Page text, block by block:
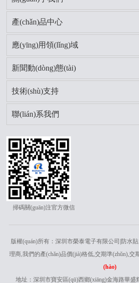
產(chǎn)品中心
應(yīng)用領(lǐng)域
新聞動(dòng)態(tài)
技術(shù)支持
聯(lián)系我們
掃碼關(guān)注官方微信
版權(quán)所有：深圳市榮泰電子有限公司|防水
理商,我們的產(chǎn)品價(jià)格低,交期準(zhǔn),交
(hào)
地址：深圳市寶安區(qū)西鄉(xiāng)金海路華盛